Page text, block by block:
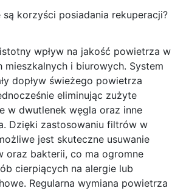
są korzyści posiadania rekuperacji?
wpływ na jakość powietrza w
mieszkalnych i biurowych. System
dopływ świeżego powietrza
eliminując zużyte
w dwutlenek węgla oraz inne
Dzięki zastosowaniu filtrów w
jest skuteczne usuwanie
oraz bakterii, co ma ogromne
cierpiących na alergie lub
Regularna wymiana powietrza